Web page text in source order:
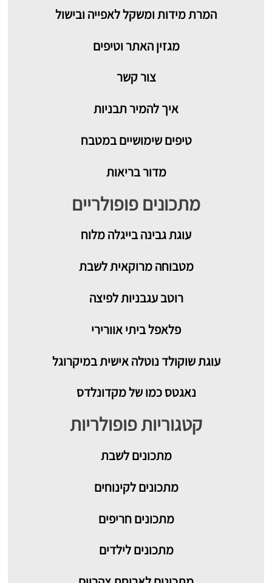
המרת מידות ומשקל לאפייה ובישול
מגזין האתר וטיפים
צור קשר
איך להמיר תבניות
טיפים שימושיים במטבח
מדור בריאות
מתכונים פופולריים
עוגת גבינה בייגלה מלוח
מטבוחה מרוקאית לשבת
רוטב עגבניות לפיצה
פלאפל ביתי אוורירי
עוגת שוקולד נוטלה אישית במיקרוגל
נאגטס כמו של מקדונלדס
קטגוריות פופולריות
מתכוניםלשבת
מתכונים לקינוחים
מתכונים חריפים
מתכונים לילדים